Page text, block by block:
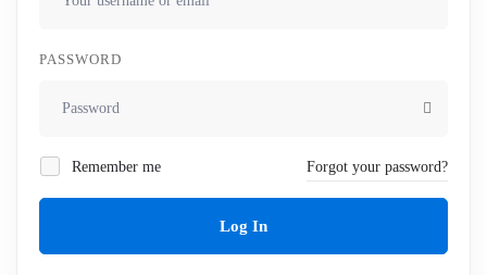
PASSWORD
Remember me Forgot your password?
Log In